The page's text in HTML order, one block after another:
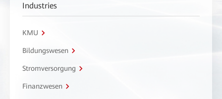
Industries
KMU
Bildungswesen
Stromversorgung
Finanzwesen